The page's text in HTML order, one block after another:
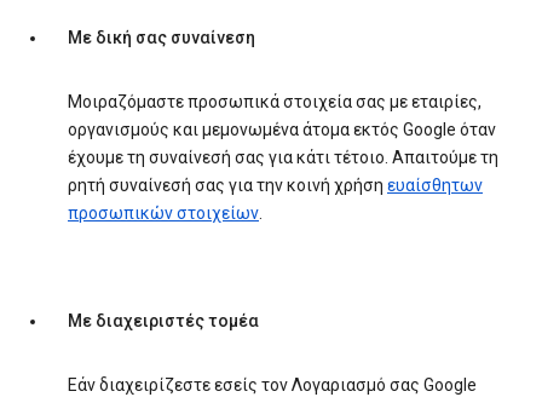
Με δική σας συναίνεση
Μοιραζόμαστε προσωπικά στοιχεία σας με εταιρίες,
οργανισμούς και μεμονωμένα άτομα εκτός Google όταν
έχουμε τη συναίνεσή σας για κάτι τέτοιο. Απαιτούμε τη
ρητή συναίνεσή σας για την κοινή χρήση ευαίσθητων
προσωπικών στοιχείων.
Με διαχειριστές τομέα
Εάν διαχειρίζεστε εσείς τον Λογαριασμό σας Google